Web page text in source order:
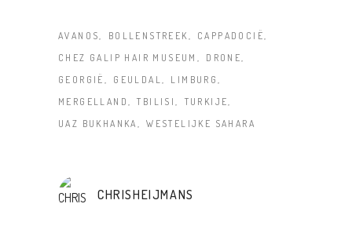
AVANOS BOLLENSTREEK
CAPPADOCIË
CHEZ GALIP HAIR MUSEUM
DRONE
GEORGIË
GEULDAL
LIMBURG
MERGELLAND
TBILISI
TURKIJE
UAZ BUKHANKA
WESTELIJKE SAHARA
CHRISHEIJMANS